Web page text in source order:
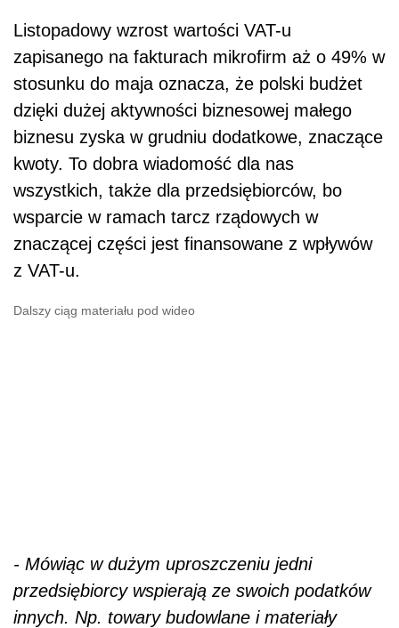
Listopadowy wzrost wartości VAT-u
zapisanego na fakturach mikrofirm aż o 49% w
stosunku do maja oznacza, że polski budżet
dzięki dużej aktywności biznesowej małego
biznesu zyska w grudniu dodatkowe, znaczące
kwoty. To dobra wiadomość dla nas
wszystkich, także dla przedsiębiorców, bo
wsparcie w ramach tarcz rządowych w
znaczącej części jest finansowane z wpływów
z VAT-u.
Dalszy ciąg materiału pod wideo
- Mówiąc w dużym uproszczeniu jedni
przedsiębiorcy wspierają ze swoich podatków
innych. Np. towary budowlane i materiały